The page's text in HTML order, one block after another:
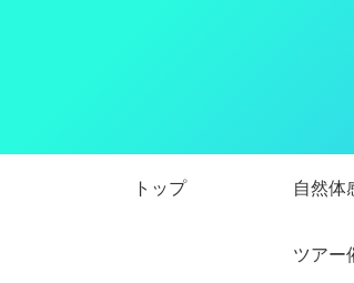
トップ 自然体
ツアー